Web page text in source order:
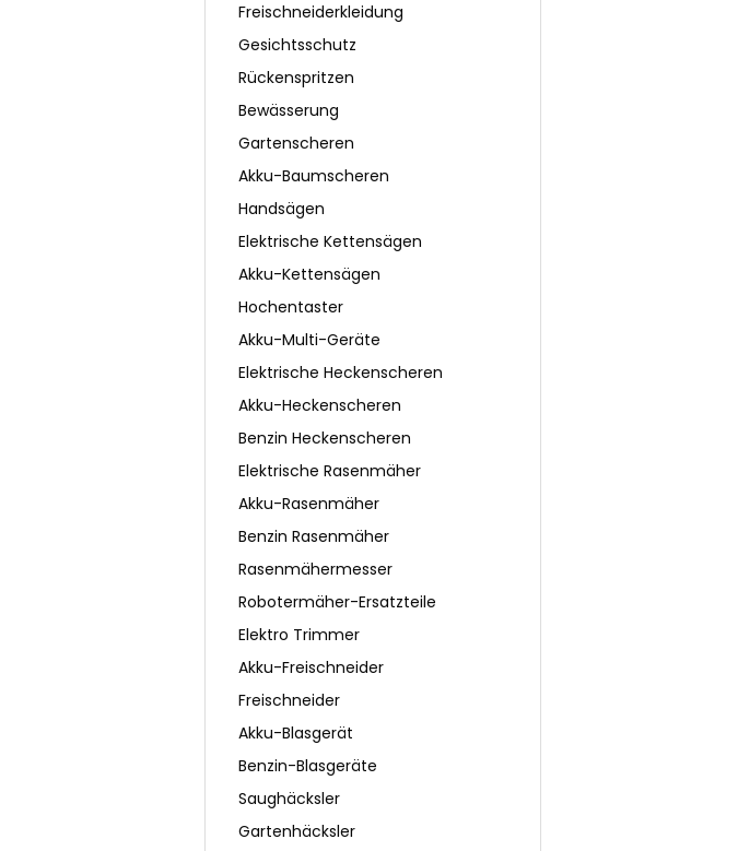
Freischneiderkleidung
Gesichtsschutz
Rückenspritzen
Bewässerung
Gartenscheren
Akku-Baumscheren
Handsägen
Elektrische Kettensägen
Akku-Kettensägen
Hochentaster
Akku-Multi-Geräte
Elektrische Heckenscheren
Akku-Heckenscheren
Benzin Heckenscheren
Elektrische Rasenmäher
Akku-Rasenmäher
Benzin Rasenmäher
Rasenmähermesser
Robotermäher-Ersatzteile
Elektro Trimmer
Akku-Freischneider
Freischneider
Akku-Blasgerät
Benzin-Blasgeräte
Saughäcksler
Gartenhäcksler